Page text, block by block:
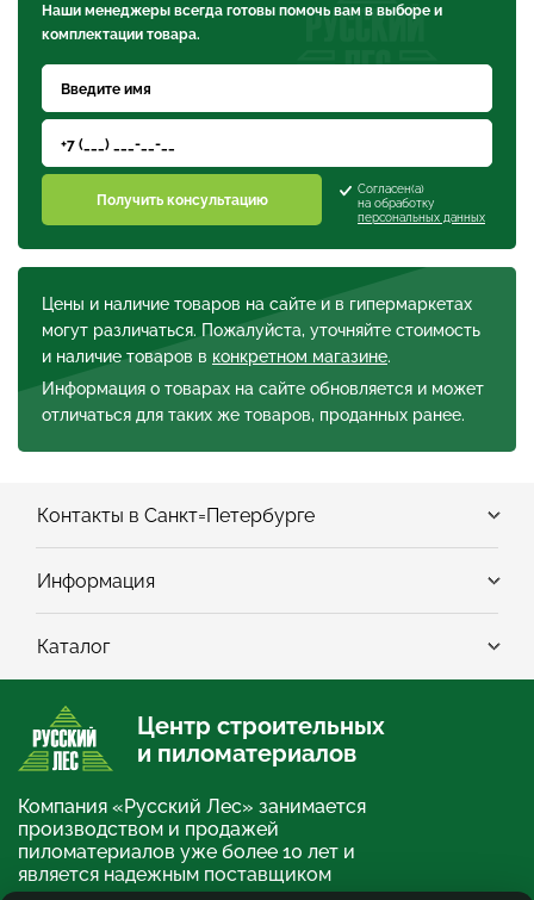
Цены и наличие товаров на сайте и в гипермаркетах
могут различаться. Пожалуйста, уточняйте стоимость
и наличие товаров в конкретном магазине.
Информация о товарах на сайте обновляется и может
отличаться для таких же товаров, проданных ранее.
Наши менеджеры всегда готовы помочь вам в выборе и
комплектации товара.
Получить консультацию
Согласен(а)
на обработку
персональных данных
Контакты в Санкт=Петербурге
Информация
Каталог
Центр строительных
и пиломатериалов
Компания «Русский Лес» занимается
производством и продажей
пиломатериалов уже более 10 лет и
является надежным поставщиком